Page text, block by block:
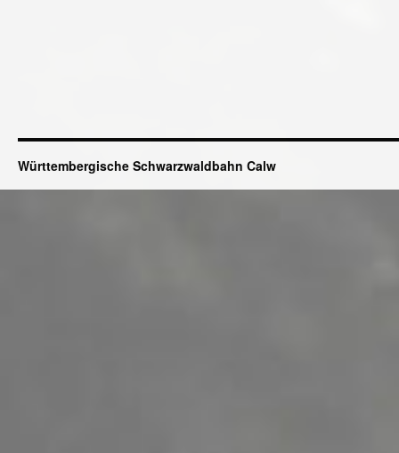
Württembergische Schwarzwaldbahn Calw